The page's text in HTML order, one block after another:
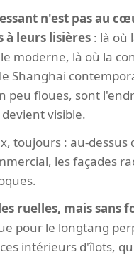
n'est pas au
à leurs lisières : là où
moderne, là où la
Shanghai
peu floues, sont
visible.
toujours : au-dessus
les façades
ruelles, mais sans
pour le longtang
intérieurs d'îlots,